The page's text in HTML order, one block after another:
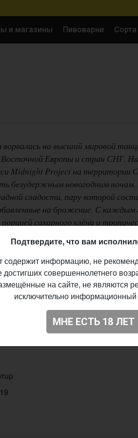
и магазины Пивоварни Сорта
ворвалась на высший мировой
Восточной Европы и стран СНГ.
Midnight Project на территории
безудержным новогодним
сладости, пару которой
на брожение. С каждым
сахарного клёна и
так, что складывается
Midnight Project
/ Double
Подтвердите, что вам
содержит информацию, не
достигших совершеннолетнего
на сайте, не являются
исключительно информационный
МНЕ ЕСТЬ 18 ЛЕТ